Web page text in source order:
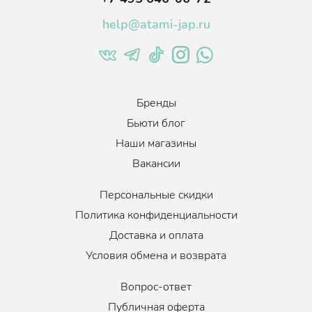
help@atami-jap.ru
Бренды
Бьюти блог
Наши магазины
Вакансии
Персональные скидки
Политика конфиденциальности
Доставка и оплата
Условия обмена и возврата
Вопрос-ответ
Публичная оферта